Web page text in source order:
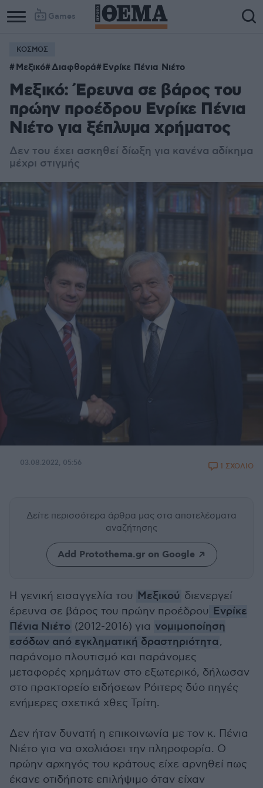
Games
ΚΟΣΜΟΣ
Μεξικό Διαφθορά Ενρίκε Πένια Νιέτο
Μεξικό: Έρευνα σε βάρος του
πρώην προέδρου Ενρίκε Πένια
Νιέτο για ξέπλυμα χρήματος
Δεν του έχει ασκηθεί δίωξη για κανένα αδίκημα
μέχρι στιγμής
03.08.2022, 05:56 1 ΣΧΟΛΙΟ
Δείτε περισσότερα άρθρα μας στα αποτελέσματα
αναζήτησης
Add Protothema.gr on Google
Η γενική εισαγγελία του Μεξικού διενεργεί
έρευνα σε βάρος του πρώην προέδρου Ενρίκε
Πένια Νιέτο (2012-2016) για νομιμοποίηση
εσόδων από εγκληματική δραστηριότητα,
παράνομο πλουτισμό και παράνομες
μεταφορές χρημάτων στο εξωτερικό, δήλωσαν
στο πρακτορείο ειδήσεων Ρόιτερς δύο πηγές
ενήμερες σχετικά χθες Τρίτη.
Δεν ήταν δυνατή η επικοινωνία με τον κ. Πένια
Νιέτο για να σχολιάσει την πληροφορία. Ο
πρώην αρχηγός του κράτους είχε αρνηθεί πως
έκανε οτιδήποτε επιλήψιμο όταν είχαν